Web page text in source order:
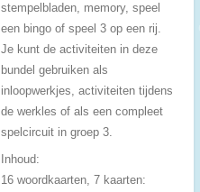
stempelbladen, memory, speel
een bingo of speel 3 op een rij.
Je kunt de activiteiten in deze
bundel gebruiken als
inloopwerkjes, activiteiten tijdens
de werkles of als een compleet
spelcircuit in groep 3.
Inhoud:
16 woordkaarten, 7 kaarten: